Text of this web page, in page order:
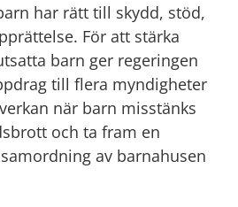
har rätt till skydd, stöd,
För att stärka
barn ger regeringen
till flera myndigheter
när barn misstänks
och ta fram en
av barnahusen